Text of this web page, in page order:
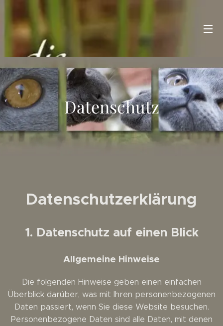
Datenschutz
Datenschutz­erklärung
1. Datenschutz auf einen Blick
Allgemeine Hinweise
Die folgenden Hinweise geben einen einfachen
Überblick darüber, was mit Ihren personenbezogenen
Daten passiert, wenn Sie diese Website besuchen.
Personenbezogene Daten sind alle Daten, mit denen